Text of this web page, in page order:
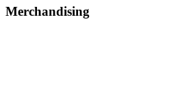
Merchandising